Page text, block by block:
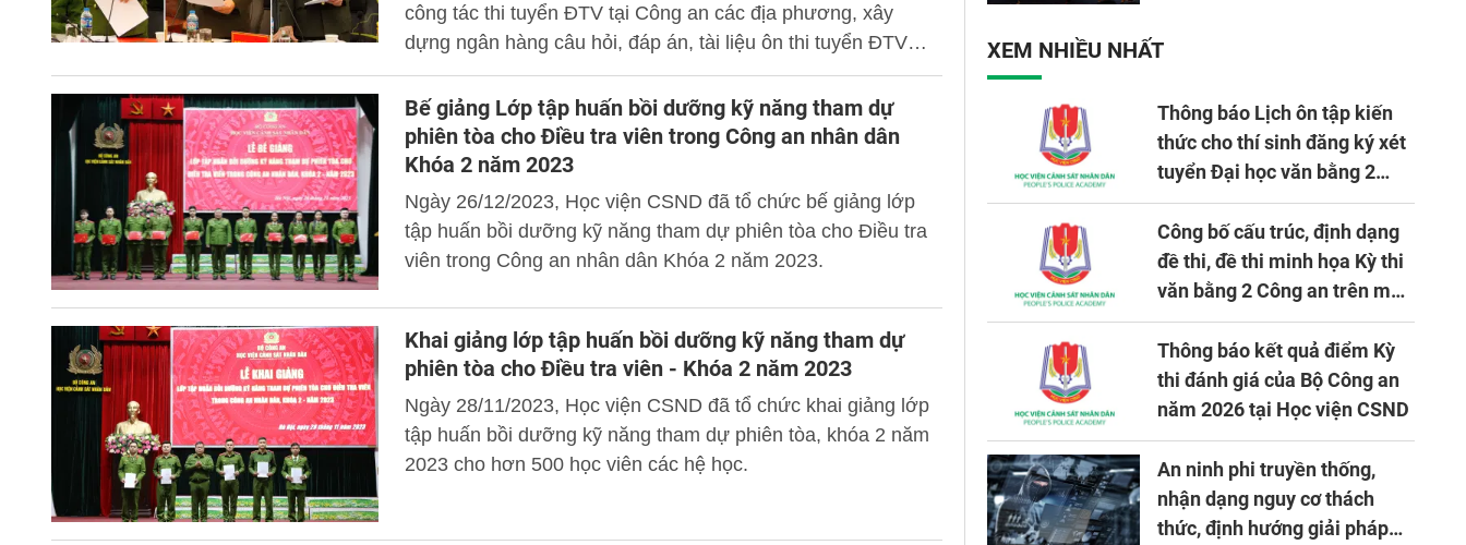
công tác thi tuyển ĐTV tại Công an các địa phương, xây
dựng ngân hàng câu hỏi, đáp án, tài liệu ôn thi tuyển ĐTV
năm 2023. Thiếu tướng, TS Chử Văn Dũng, Phó Giám đốc
Học viện chủ trì Hội nghị.
Bế giảng Lớp tập huấn bồi dưỡng kỹ năng tham dự
phiên tòa cho Điều tra viên trong Công an nhân dân
Khóa 2 năm 2023
Ngày 26/12/2023, Học viện CSND đã tổ chức bế giảng lớp
tập huấn bồi dưỡng kỹ năng tham dự phiên tòa cho Điều tra
viên trong Công an nhân dân Khóa 2 năm 2023.
Khai giảng lớp tập huấn bồi dưỡng kỹ năng tham dự
phiên tòa cho Điều tra viên - Khóa 2 năm 2023
Ngày 28/11/2023, Học viện CSND đã tổ chức khai giảng lớp
tập huấn bồi dưỡng kỹ năng tham dự phiên tòa, khóa 2 năm
2023 cho hơn 500 học viên các hệ học.
XEM NHIỀU NHẤT
Thông báo Lịch ôn tập kiến
thức cho thí sinh đăng ký xét
tuyển Đại học văn bằng 2
tuyển mới, mở tại Học viện
CSND năm học 2026 - 2027
Công bố cấu trúc, định dạng
đề thi, đề thi minh họa Kỳ thi
văn bằng 2 Công an trên máy
tính
Thông báo kết quả điểm Kỳ
thi đánh giá của Bộ Công an
năm 2026 tại Học viện CSND
An ninh phi truyền thống,
nhận dạng nguy cơ thách
thức, định hướng giải pháp